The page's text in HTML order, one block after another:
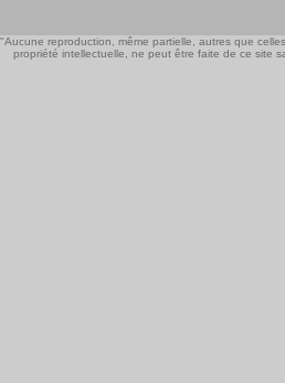
"Aucune reproduction, même partielle, autres que
propriété intellectuelle, ne peut être faite de ce site